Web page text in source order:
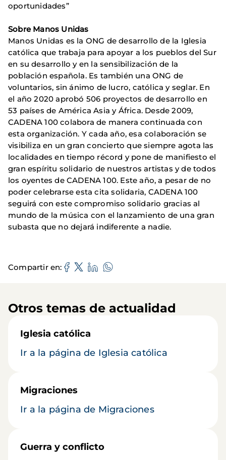
oportunidades”
Sobre Manos Unidas
Manos Unidas es la ONG de desarrollo de la Iglesia
católica que trabaja para apoyar a los pueblos del Sur
en su desarrollo y en la sensibilización de la
población española. Es también una ONG de
voluntarios, sin ánimo de lucro, católica y seglar. En
el año 2020 aprobó 506 proyectos de desarrollo en
53 países de América Asia y África. Desde 2009,
CADENA 100 colabora de manera continuada con
esta organización. Y cada año, esa colaboración se
visibiliza en un gran concierto que siempre agota las
localidades en tiempo récord y pone de manifiesto el
gran espíritu solidario de nuestros artistas y de todos
los oyentes de CADENA 100. Este año, a pesar de no
poder celebrarse esta cita solidaria, CADENA 100
seguirá con este compromiso solidario gracias al
mundo de la música con el lanzamiento de una gran
subasta que no dejará indiferente a nadie.
Compartir en
Otros temas de actualidad
Iglesia católica
Ir a la página de Iglesia católica
Migraciones
Ir a la página de Migraciones
Guerra y conflicto